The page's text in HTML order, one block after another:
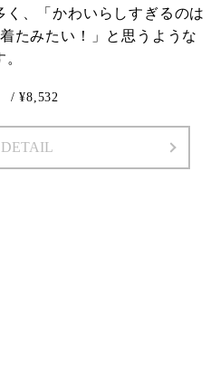
、「かわいらしすぎるのは
たみたい！」と思うような
/ ¥8,532